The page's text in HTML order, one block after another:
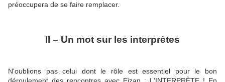
préoccupera de se faire remplacer.
II – Un mot sur les interprètes
N'oublions pas celui dont le rôle est essentiel pour le bon
déroulement des rencontres avec Eizan : L'INTERPRÈTE ! En